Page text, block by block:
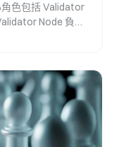
色包括 Validator
Node 負責
於共識監督與網路
力。